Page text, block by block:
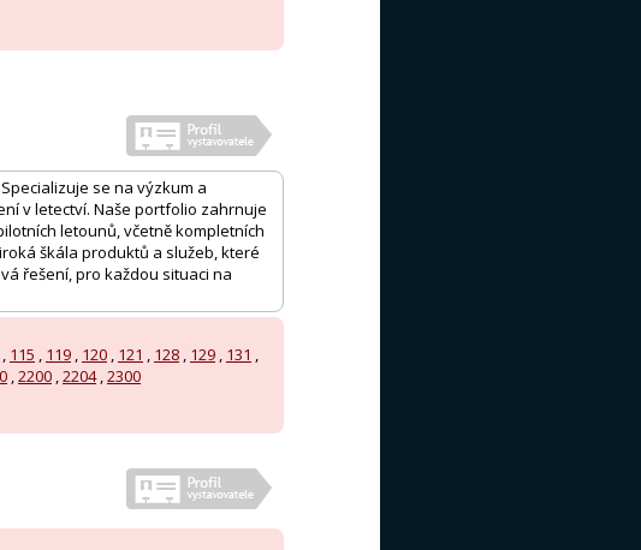
se na výzkum a
v letectví. Naše portfolio zahrnuje
letounů, včetně kompletních
škála produktů a služeb, které
řešení, pro každou situaci na
, 115 , 119 , 120 , 121 , 128 , 129 , 131 ,
,2200 ,2204,2300